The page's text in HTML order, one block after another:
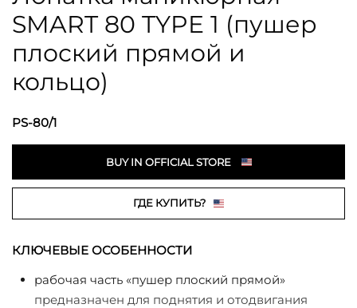
SMART 80 TYPE 1 (пушер
плоский прямой и
кольцо)
PS-80/1
BUY IN OFFICIAL STORE
ГДЕ КУПИТЬ?
КЛЮЧЕВЫЕ ОСОБЕННОСТИ
рабочая часть «пушер плоский прямой»
предназначен для поднятия и отодвигания